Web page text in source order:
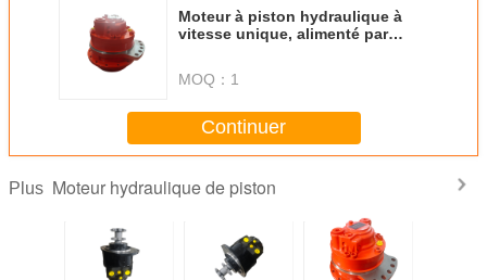
Moteur à piston hydraulique à
vitesse unique, alimenté par
l'agriculture et la construction
MOQ： 1
Continuer
Plus Moteur hydraulique de piston